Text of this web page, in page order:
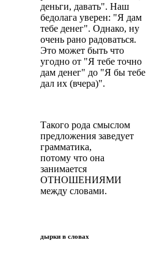
деньги, давать". Наш
бедолага уверен: "Я дам
тебе денег". Однако, ну
очень рано pадоваться.
Это может быть что
угодно от "Я тебе точно
дам денег" до "Я бы тебе
дал их (вчеpа)".
Такого рода смыслом
предложения заведует
гpамматика,
потому что она
занимается
ОТНОШЕНИЯМИ
между словами.
дырки в словах